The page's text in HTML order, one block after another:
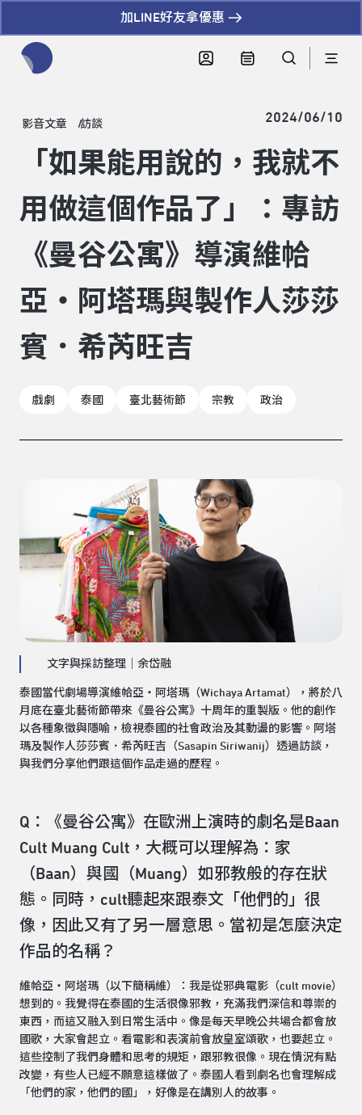
加LINE好友拿優惠
影音文章 訪談 2024/06/10
「如果能用說的，我就不
用做這個作品了」：專訪
《曼谷公寓》導演維帢
亞・阿塔瑪與製作人莎莎
賓．希芮旺吉
戲劇 泰國 臺北藝術節 宗教 政治
文字與採訪整理｜余岱融
泰國當代劇場導演維帢亞・阿塔瑪（Wichaya Artamat），將於八
月底在臺北藝術節帶來《曼谷公寓》十周年的重製版。他的創作
以各種象徵與隱喻，檢視泰國的社會政治及其動盪的影響。阿塔
瑪及製作人莎莎賓．希芮旺吉（Sasapin Siriwanij）透過訪談，
與我們分享他們跟這個作品走過的歷程。
Q：《曼谷公寓》在歐洲上演時的劇名是Baan
Cult Muang Cult，大概可以理解為：家
（Baan）與國（Muang）如邪教般的存在狀
態。同時，cult聽起來跟泰文「他們的」很
像，因此又有了另一層意思。當初是怎麼決定
作品的名稱？
維帢亞・阿塔瑪（以下簡稱維）：我是從邪典電影（cult movie）
想到的。我覺得在泰國的生活很像邪教，充滿我們深信和尊崇的
東西，而這又融入到日常生活中。像是每天早晚公共場合都會放
國歌，大家會起立。看電影和表演前會放皇室頌歌，也要起立。
這些控制了我們身體和思考的規矩，跟邪教很像。現在情況有點
改變，有些人已經不願意這樣做了。泰國人看到劇名也會理解成
「他們的家，他們的國」，好像是在講別人的故事。